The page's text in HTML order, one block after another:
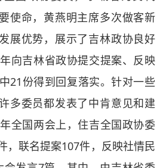
使命，黄燕明主席多次做客新
展优势，展示了吉林政协良好
向吉林省政协提交提案、反映
21份得到回复落实。针对一些
多委员都发表了中肯意见和建
全国两会上，住吉全国政协委
，联名提案107件，反映社情民